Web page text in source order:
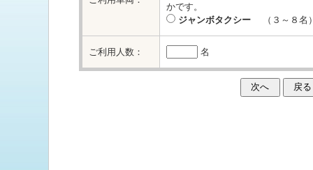
かです。
ジャンボタクシー（３～８名）
ご利用人数： 名